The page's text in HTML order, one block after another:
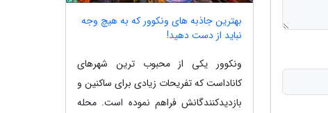
بهترین جاذبه های ونکوور که به هیچ وجه
نباید از دست دهید!
ونکوور یکی از محبوب ترین شهرهای
کاناداست که تفریحات زیادی برای ساکنین و
بازدیدکنندگانش فراهم نموده است. محله